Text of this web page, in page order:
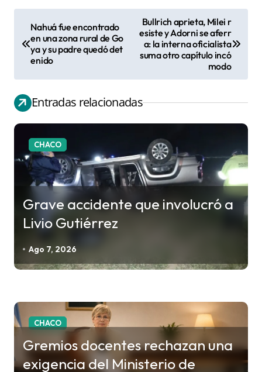
e
g
a
c
t
a
d
s
Nahuá fue encontrado
en una zona rural de Go
ya y su padre quedó det
enido
Bullrich aprieta, Milei r
esiste y Adorni se aferr
a: la interna oficialista
suma otro capítulo incó
modo
Entradas relacionadas
CHACO
Grave accidente que involucró a
Livio Gutiérrez
Ago 7, 2026
CHACO
Gremios docentes rechazan una
exigencia del Ministerio de